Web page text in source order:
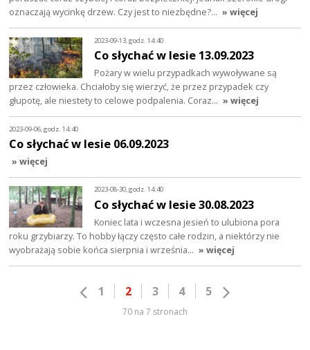
oznaczają wycinkę drzew. Czy jest to niezbędne?… » więcej
2023-09-13, godz. 14:40
Co słychać w lesie 13.09.2023
Pożary w wielu przypadkach wywoływane są
przez człowieka. Chciałoby się wierzyć, że przez przypadek czy
głupotę, ale niestety to celowe podpalenia. Coraz… » więcej
2023-09-06, godz. 14:40
Co słychać w lesie 06.09.2023
» więcej
2023-08-30, godz. 14:40
Co słychać w lesie 30.08.2023
Koniec lata i wczesna jesień to ulubiona pora
roku grzybiarzy. To hobby łączy często całe rodzin, a niektórzy nie
wyobrażają sobie końca sierpnia i września… » więcej
1 2 3 4 5
70 na 7 stronach